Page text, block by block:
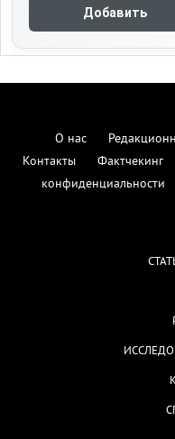
Добавить
О нас
Контакты
Фактчекинг
конфиденциальности